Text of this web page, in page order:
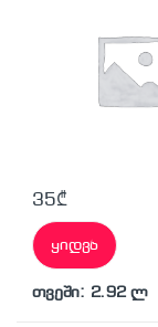
35₾
ყიდვა
თვეში: 2.92 ლ